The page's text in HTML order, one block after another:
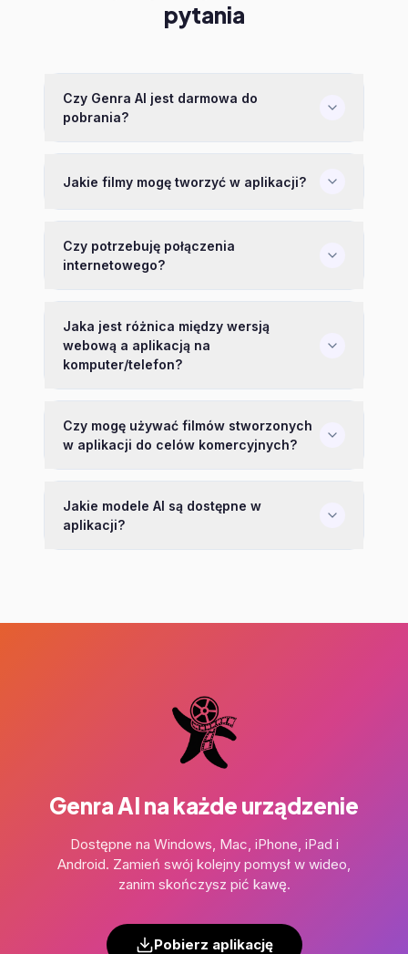
pytania
Czy Genra AI jest darmowa do
pobrania?
Jakie filmy mogę tworzyć w aplikacji?
Czy potrzebuję połączenia
internetowego?
Jaka jest różnica między wersją
webową a aplikacją na
komputer/telefon?
Czy mogę używać filmów stworzonych
w aplikacji do celów komercyjnych?
Jakie modele AI są dostępne w
aplikacji?
Genra AI na każde urządzenie
Dostępne na Windows, Mac, iPhone, iPad i
Android. Zamień swój kolejny pomysł w wideo,
zanim skończysz pić kawę.
Pobierz aplikację